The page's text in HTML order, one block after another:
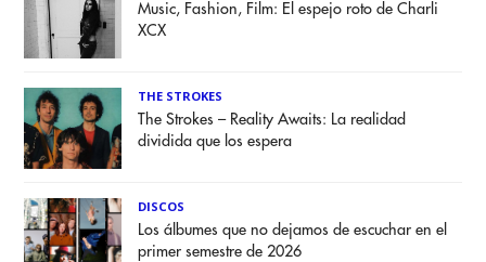
Music, Fashion, Film: El espejo roto de Charli
XCX
THE STROKES
The Strokes – Reality Awaits: La realidad
dividida que los espera
DISCOS
Los álbumes que no dejamos de escuchar en el
primer semestre de 2026